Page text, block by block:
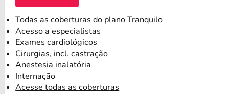
Todas as coberturas do plano Tranquilo
Acesso a especialistas
Exames cardiológicos
Cirurgias, incl. castração
Anestesia inalatória
Internação
Acesse todas as coberturas